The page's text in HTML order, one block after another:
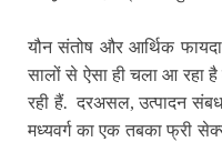
यौन संतोष और आर्थिक
सालों से ऐसा ही चला आ रहा
रही हैं. दरअसल, उत्पादन
मध्यवर्ग का एक तबका फ्री